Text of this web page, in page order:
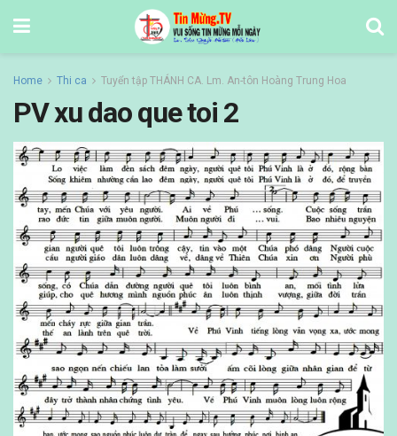
Home Thi ca Tuyển tập THÁNH CA. Lm. An-tôn Hoàng Trung Hoa
PV xu dao que toi 2